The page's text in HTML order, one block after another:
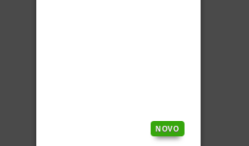
NOVO